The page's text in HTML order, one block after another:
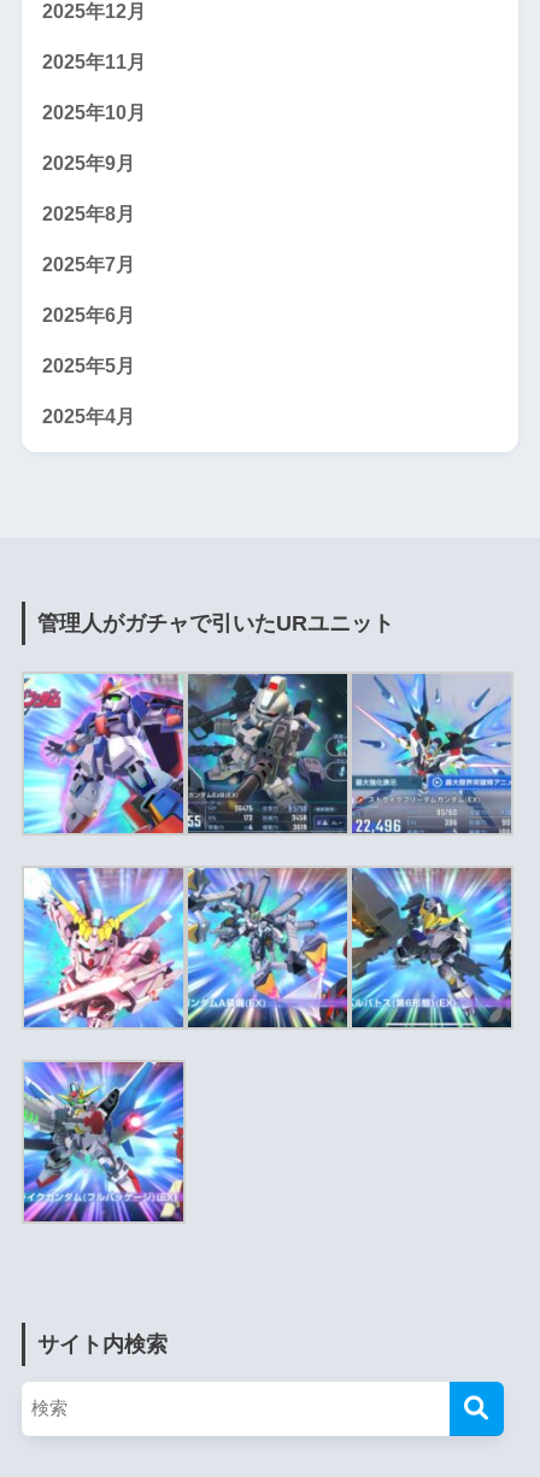
2025年12月
2025年11月
2025年10月
2025年9月
2025年8月
2025年7月
2025年6月
2025年5月
2025年4月
管理人がガチャで引いたURユニット
サイト内検索